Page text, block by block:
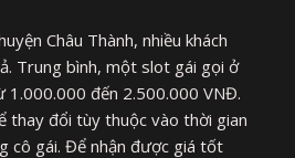
Châu Thành, nhiều khách
Trung bình, một slot gái gọi ở
1.000.000 đến 2.500.000 VNĐ.
thay đổi tùy thuộc vào thời gian
cô gái. Để nhận được giá tốt